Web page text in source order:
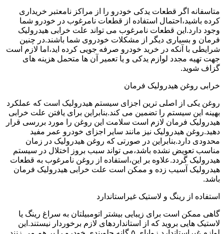
متاسفانه اگر قطعات یدکی خودرو را از مراکز نامعتبر خریداری
کرده باشید،احتمال استفاده از قطعات نامرغوب در خودرو شما
وجود دارد.این قطعات نامرغوب می تواند علت خرابی هیدرولیک
فرمان و بسیاری دیگر از مشکلات خودروی شما باشند.در چنین
شرایطی با آنکه در خرید خودرو صرفه جویی کرده اید،اما لازم است
جهت تهیه مجدد لوازم یدکی و یا تعمیر آن ها متحمل هزینه های
گزاف شوید.
خرابی روغن هیدرولیک فرمان
روغن یکی از اصلی ترین اجزای سیستم هیدرولیک است که عملکرد
بهینه این سیستم را تضمین می کند.بنابراین برای یافتن علت خرابی
هیدرولیک فرمان لازم است سلامت این روغن را مورد بررسی قرار
دهید.روغن هیدرولیک نیز مانند سایر اجزای خودرو عمر مفید
محدودی دارد.بنابراین در صورتی که روغن هیدرولیک در زمان
مناسب تعویض نشده باشد،می تواند سبب بروز اختلال در سیستم
هیدرولیک گردد.علاوه بر این،استفاده از روغن نامرغوب به قطعات
هیدرولیک آسیب زده و ممکن است علت خرابی هیدرولیک فرمان
باشد.
استفاده از رینگ و لاستیک غیراستاندارد
گاهی ممکن است برای زیبایی بیشتر اتومبیلتان به سراغ رینگ یا
لاستیک هایی بروید که از استانداردهای لازم برخوردار نیستند.این